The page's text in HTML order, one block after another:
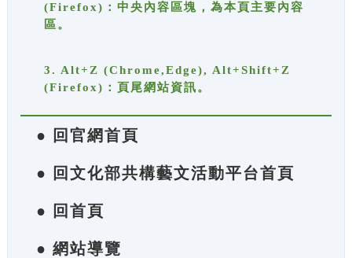
(Firefox)：中央內容區塊，為本頁主要內容
區。
3. Alt+Z (Chrome,Edge), Alt+Shift+Z
(Firefox)：頁尾網站資訊。
● 回官網首頁
● 回文化部共構藝文活動平台首頁
● 回首頁
● 網站導覽